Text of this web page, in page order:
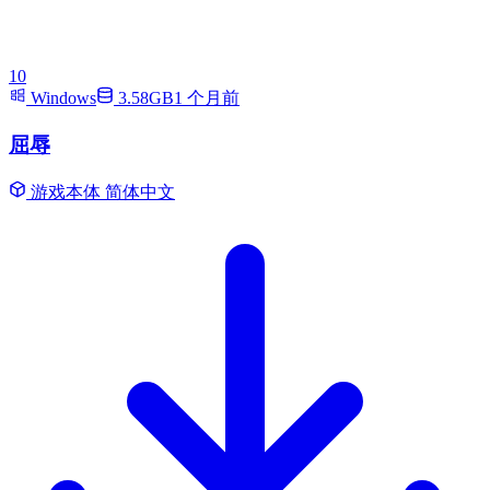
10
Windows
3.58GB1 个月前
屈辱
游戏本体 简体中文